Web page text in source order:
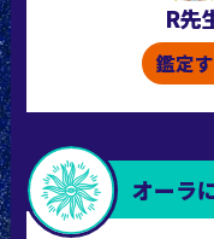
R先
鑑定
オーラ